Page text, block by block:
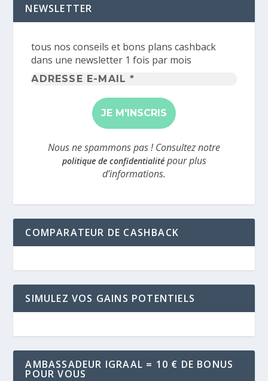
NEWSLETTER
tous nos conseils et bons plans cashback
dans une newsletter 1 fois par mois
Adresse
mail
*
Nous ne spammons pas ! Consultez notre
politique de confidentialitépour plus
d’informations.
COMPARATEUR DE CASHBACK
SIMULEZ VOS GAINS POTENTIELS
AMBASSADEUR IGRAAL = 10 € DE BONUS
POUR VOUS